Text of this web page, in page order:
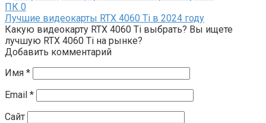
ПК 0
Лучшие видеокарты RTX 4060 Ti в 2024 году
Какую видеокарту RTX 4060 Ti выбрать? Вы ищете
лучшую RTX 4060 Ti на рынке?
Добавить комментарий
Имя *
Email *
Сайт